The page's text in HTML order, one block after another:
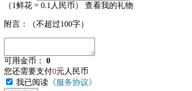
（1鲜花 = 0.1人民币） 查看我的礼物
附言： （不超过100字）
可用金币：
0
您还需要支付0元人民币
我已阅读 《服务协议》